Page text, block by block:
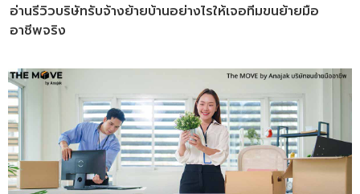
อ่านรีวิวบริษัทรับจ้างย้ายบ้านอย่างไรให้เจอทีมขนย้ายมือ
อาชีพจริง